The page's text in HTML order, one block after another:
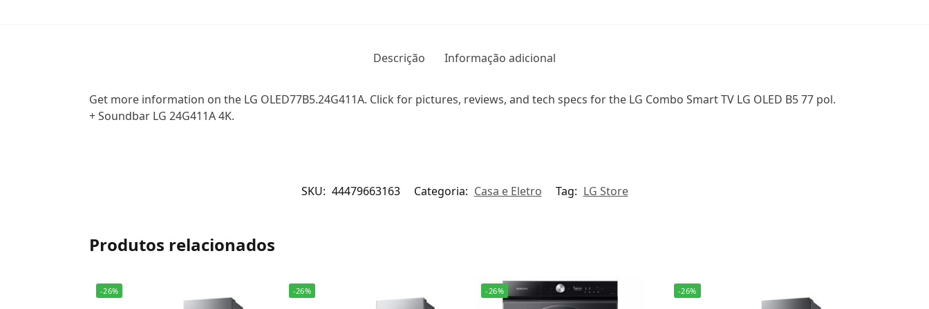
Descrição Informação adicional
Get more information on the LG OLED77B5.24G411A. Click for pictures, reviews, and tech specs for the LG Combo Smart TV LG OLED B5 77 pol.
+ Soundbar LG 24G411A 4K.
SKU: 44479663163 Categoria: Casa e Eletro Tag: LG Store
Produtos relacionados
-26% -26% -26% -26%